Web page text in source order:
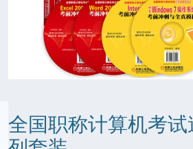
全国职称计算机考